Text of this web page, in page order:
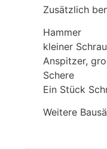
Zusätzlich
Hammer
kleiner
Anspitzer,
Schere
Ein Stück
Weitere